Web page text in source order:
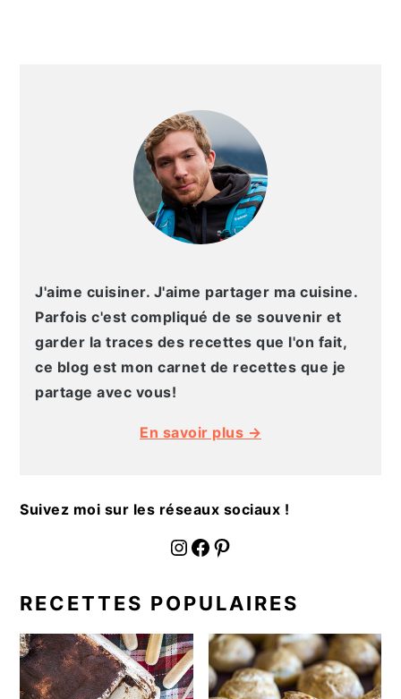
PRINCIPALE
J'aime cuisiner. J'aime partager ma cuisine.
Parfois c'est compliqué de se souvenir et
garder la traces des recettes que l'on fait,
ce blog est mon carnet de recettes que je
partage avec vous!
En savoir plus →
Suivez moi sur les réseaux sociaux !
fournoratio Facebook Pinterest
RECETTES POPULAIRES